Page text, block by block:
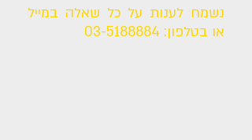
נשמח לענות על כל שאלה במייל
או בטלפון: 03-5188884